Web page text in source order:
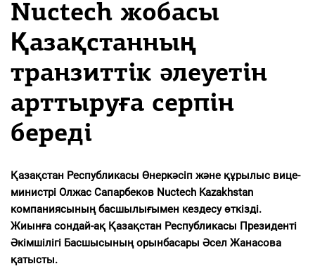
Nuctech жобасы
Қазақстанның
транзиттік әлеуетін
арттыруға серпін
береді
Қазақстан Республикасы Өнеркәсіп және құрылыс вице-
министрі Олжас Сапарбеков Nuctech Kazakhstan
компаниясының басшылығымен кездесу өткізді.
Жиынға сондай-ақ Қазақстан Республикасы Президенті
Әкімшілігі Басшысының орынбасары Әсел Жанасова
қатысты.